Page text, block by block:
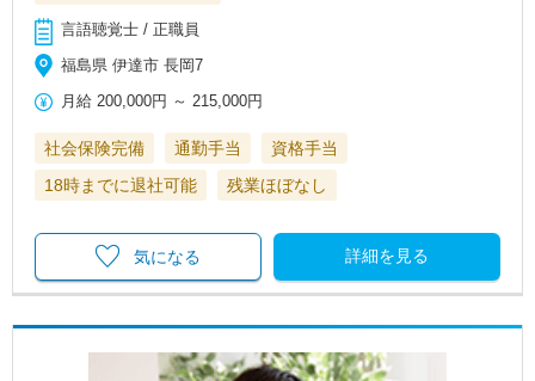
言語聴覚士 / 正職員
福島県 伊達市 長岡7
月給 200,000円 ～ 215,000円
社会保険完備 通勤手当
資格手当
18時までに退社可能
残業ほぼなし
詳細を見る
気になる